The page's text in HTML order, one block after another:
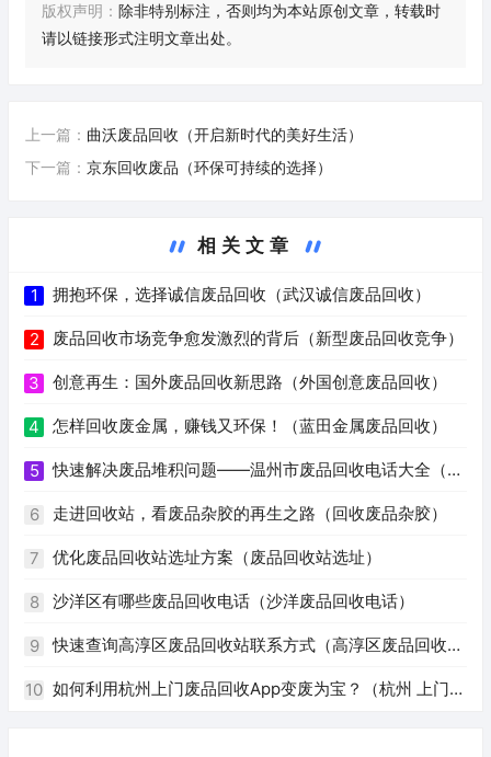
版权声明： 除非特别标注，否则均为本站原创文章，转载时
请以链接形式注明文章出处。
上一篇： 曲沃废品回收（开启新时代的美好生活）
下一篇： 京东回收废品（环保可持续的选择）
相关文章
1 拥抱环保，选择诚信废品回收（武汉诚信废品回收）
2 废品回收市场竞争愈发激烈的背后（新型废品回收竞争）
3 创意再生：国外废品回收新思路（外国创意废品回收）
4 怎样回收废金属，赚钱又环保！（蓝田金属废品回收）
5 快速解决废品堆积问题——温州市废品回收电话大全（温
州废品回收电话号码）
6 走进回收站，看废品杂胶的再生之路（回收废品杂胶）
7 优化废品回收站选址方案（废品回收站选址）
8 沙洋区有哪些废品回收电话（沙洋废品回收电话）
9 快速查询高淳区废品回收站联系方式（高淳区废品回收站
电话）
10 如何利用杭州上门废品回收App变废为宝？（杭州 上门回